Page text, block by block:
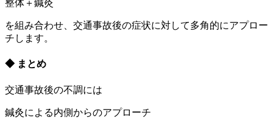
整体＋鍼灸
を組み合わせ、交通事故後の症状に対して多角的にアプロー
チします。
◆ まとめ
交通事故後の不調には
鍼灸による内側からのアプローチ